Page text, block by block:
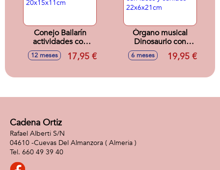
Conejo Bailarín
actividades con
luces y sonidos,
20x15x11cm
12 meses 17,95 €
Órgano musical
Dinosaurio con
actividades 2 en 1,
con luces y sonidos
6 meses 19,95 €
Cadena Ortiz
Rafael Alberti S/N
04610 -Cuevas Del Almanzora ( Almeria )
660 49 39 40